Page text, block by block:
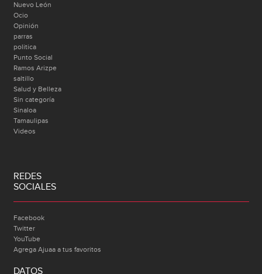
Nuevo León
Ocio
Opinión
parras
politica
Punto Social
Ramos Arizpe
saltillo
Salud y Belleza
Sin categoría
Sinaloa
Tamaulipas
Videos
REDES
SOCIALES
Facebook
Twitter
YouTube
Agrega Ajuaa a tus favoritos
DATOS